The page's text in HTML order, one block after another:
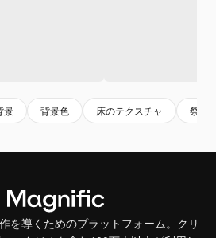
景 背景色 床のテクスチャ 祭り
を導くためのプラットフォーム。クリ